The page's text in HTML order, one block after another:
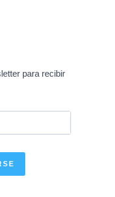
para recibir